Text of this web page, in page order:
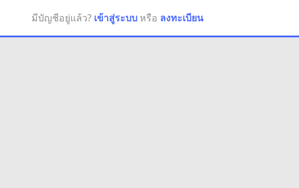
มีบัญชีอยู่แล้ว? เข้าสู่ระบบ หรือ ลงทะเบียน